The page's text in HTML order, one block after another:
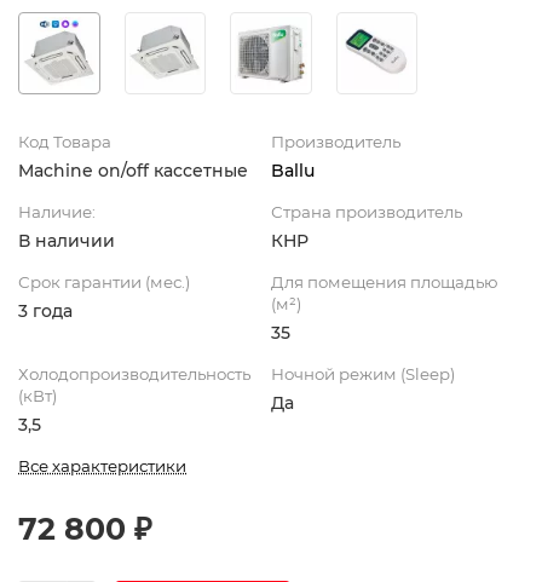
Код Товара
Machine on/off кассетные
Производитель
Ballu
Наличие:
В наличии
Страна производитель
КНР
Срок гарантии (мес.)
3 года
Для помещения площадью
(м²)
35
Холодопроизводительность
(кВт)
3,5
Ночной режим (Sleep)
Да
Все характеристики
72 800 ₽